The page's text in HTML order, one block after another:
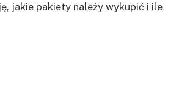
jakie pakiety należy wykupić i ile